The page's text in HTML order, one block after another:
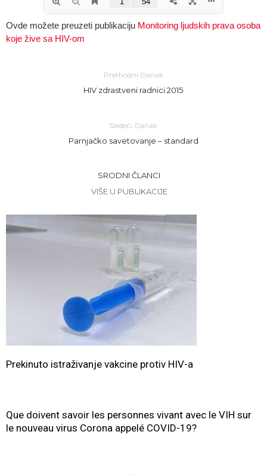
Ovde možete preuzeti publikaciju Monitoring ljudskih prava osoba
koje žive sa HIV-om
Prethodni članak
HIV zdrastveni radnici 2015
Sledeći članak
Parnjačko savetovanje – standard
SRODNI ČLANCI
VIŠE U PUBLIKACIJE
Prekinuto istraživanje vakcine protiv HIV-a
Que doivent savoir les personnes vivant avec le VIH sur
le nouveau virus Corona appelé COVID-19?